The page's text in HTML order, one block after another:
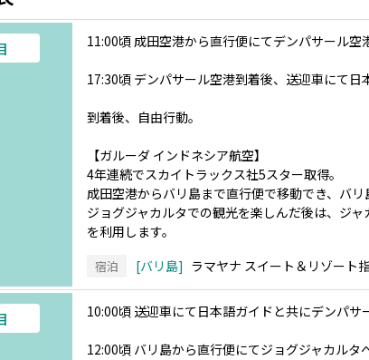
11:00頃 成田空港から直行便にてデンパサール空
17:30頃 デンパサール空港到着後、送迎車にて日
到着後、自由行動。
【ガルーダ インドネシア航空】
4年連続でスカイトラックス社5スター取得。
成田空港からバリ島まで直行便で移動でき、バ
ジョグジャカルタでの観光を楽しんだ後は、ジ
を利用します。
宿泊 バリ島 ラマヤナ スイート＆リゾート
10:00頃 送迎車にて日本語ガイドと共にデンパサ
12:00頃 バリ島から直行便にてジョグジャカルタへ